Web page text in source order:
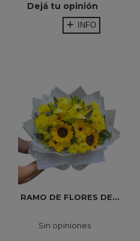
Dejá tu opinión
INFO
RAMO DE FLORES DE...
Sin opiniones